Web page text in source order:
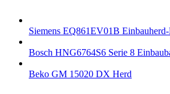
Siemens EQ861EV01B
Bosch HNG6764S6 Serie 8
Beko GM 15020 DX Herd